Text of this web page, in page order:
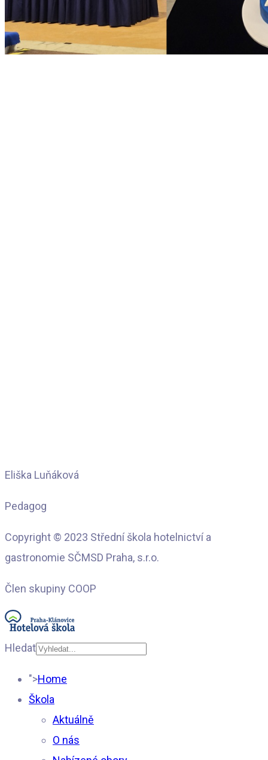
Eliška Luňáková
Pedagog
Copyright © 2023 Střední škola hotelnictví a
gastronomie SČMSD Praha, s.r.o.
Člen skupiny COOP
Hledat
characters for results.
">Home
Škola
Aktuálně
O nás